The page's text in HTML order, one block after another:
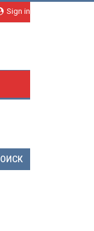
Sign in